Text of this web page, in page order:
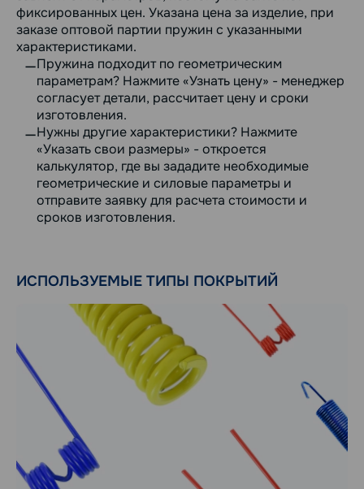
фиксированных цен. Указана цена за изделие, при
заказе оптовой партии пружин с указанными
характеристиками.
Пружина подходит по геометрическим
параметрам? Нажмите «Узнать цену» - менеджер
согласует детали, рассчитает цену и сроки
изготовления.
Нужны другие характеристики? Нажмите
«Указать свои размеры» - откроется
калькулятор, где вы зададите необходимые
геометрические и силовые параметры и
отправите заявку для расчета стоимости и
сроков изготовления.
ИСПОЛЬЗУЕМЫЕ ТИПЫ ПОКРЫТИЙ